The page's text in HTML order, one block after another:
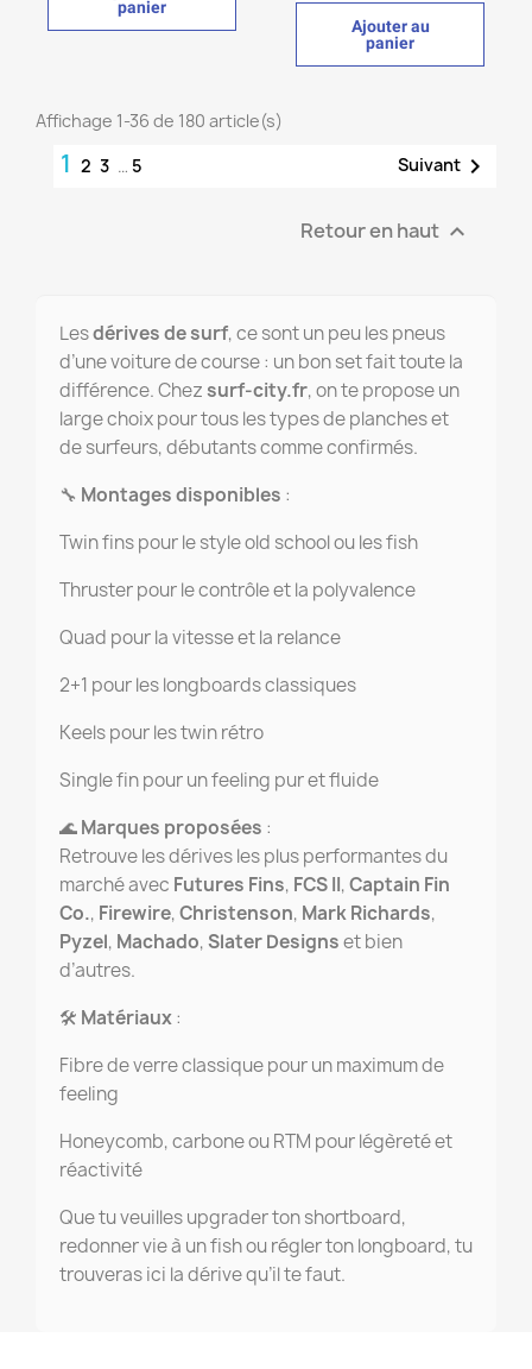
panier
Ajouter au
panier
Affichage 1-36 de 180 article(s)
1 2 3 … 5 Suivant 
Retour en haut 
Lesdérives de surf, ce sont un peu les pneus
d’une voiture de course : un bon set fait toute la
différence. Chezsurf-city.fr, on te propose un
large choix pour tous les types de planches et
de surfeurs, débutants comme confirmés.
🔧 Montages disponibles :
Twin fins pour le style old school ou les fish
Thruster pour le contrôle et la polyvalence
Quad pour la vitesse et la relance
2+1 pour les longboards classiques
Keels pour les twin rétro
Single fin pour un feeling pur et fluide
🌊Marques proposées :
Retrouve les dérives les plus performantes du
marché avec Futures Fins, FCS II,Captain Fin
Co., Firewire,Christenson, Mark Richards,
Pyzel, Machado,Slater Designset bien
d’autres.
🛠️ Matériaux:
Fibre de verre classique pour un maximum de
feeling
Honeycomb, carbone ou RTM pour légèreté et
réactivité
Que tu veuilles upgrader ton shortboard,
redonner vie à un fish ou régler ton longboard, tu
trouveras ici la dérive qu’il te faut.